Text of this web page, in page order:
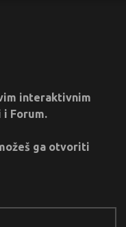
interaktivnim
i Forum.
ga otvoriti